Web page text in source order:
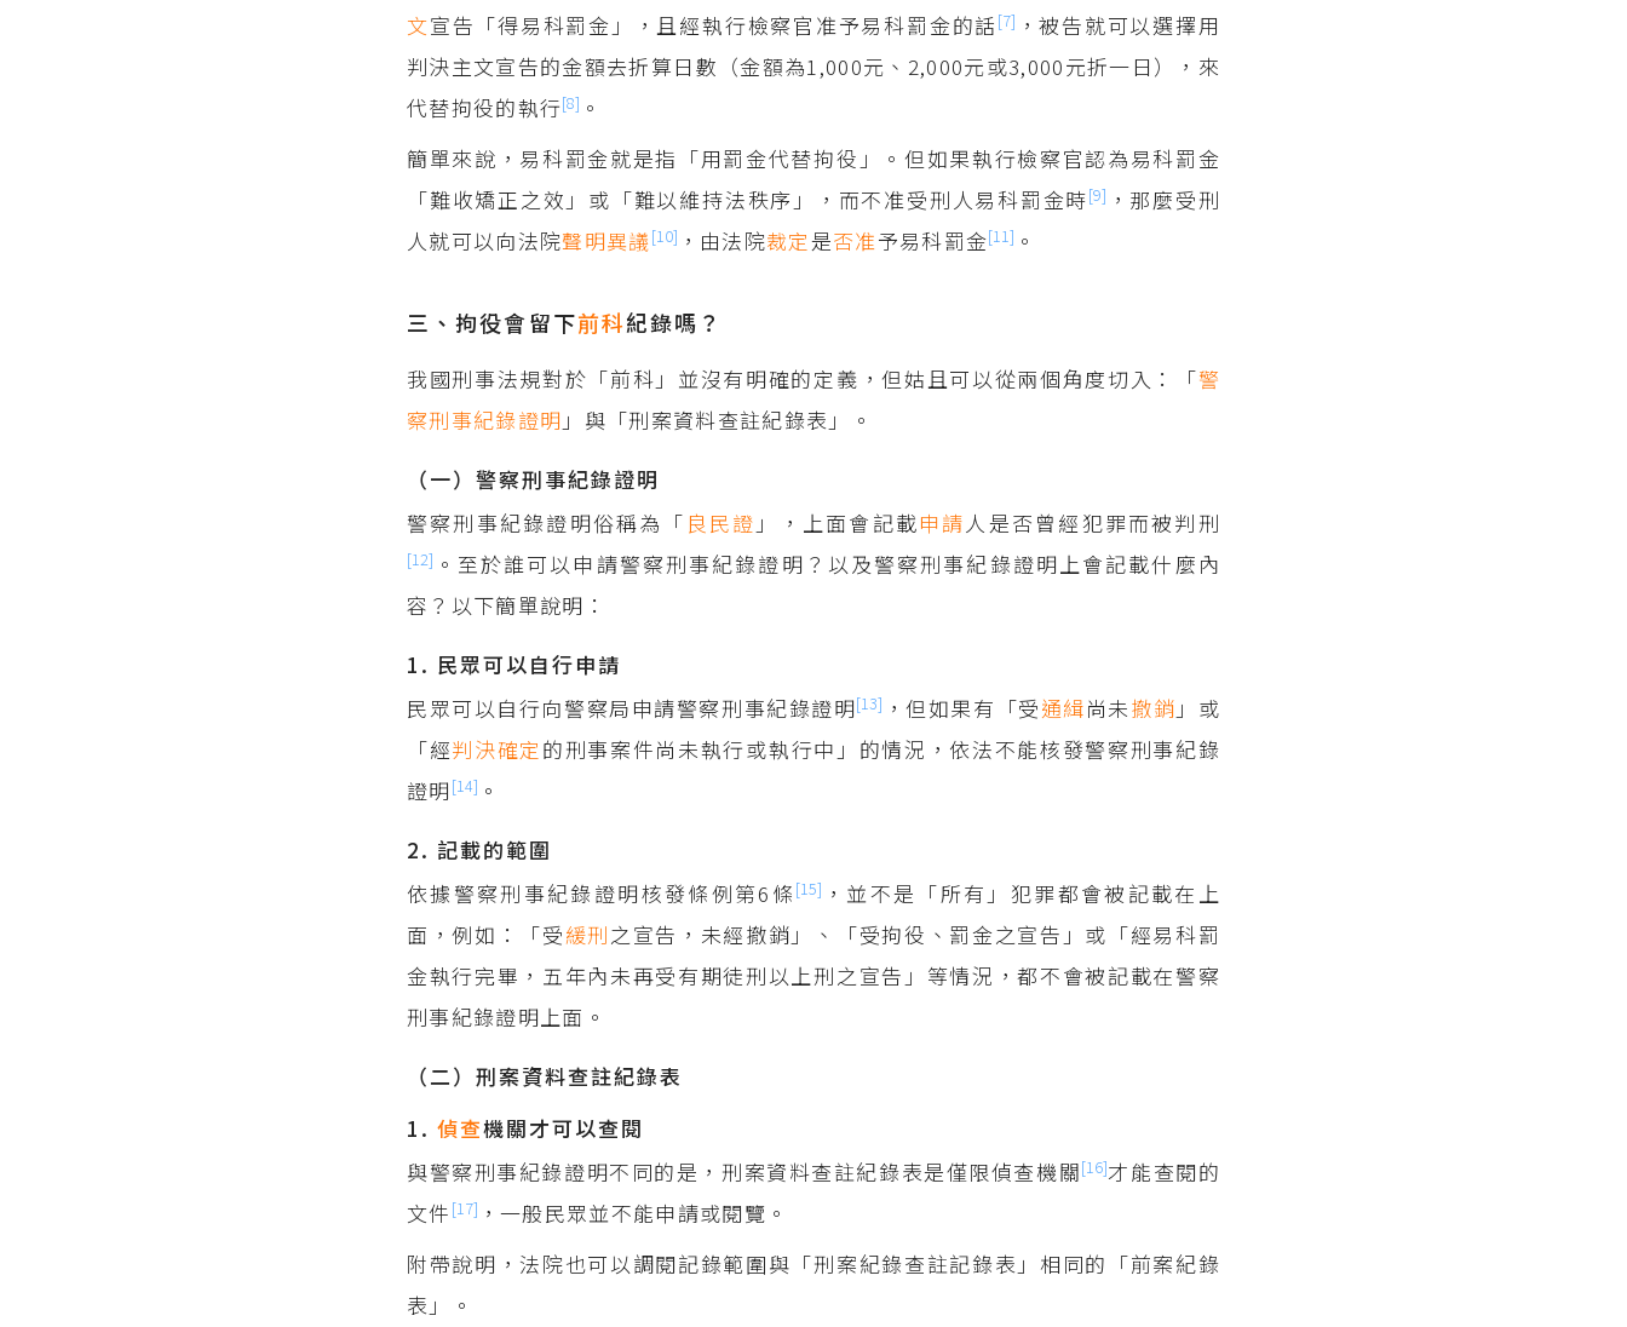
文宣告「得易科罰金」，且經執行檢察官准予易科罰金的話 [7] ，被告就可以選擇用
判決主文宣告的金額去折算日數（金額為1,000元、2,000元或3,000元折一日），來
代替拘役的執行[8] 。
簡單來說，易科罰金就是指「用罰金代替拘役」。但如果執行檢察官認為易科罰金
「難收矯正之效」或「難以維持法秩序」，而不准受刑人易科罰金時[9] ，那麼受刑
人就可以向法院聲明異議[10] ，由法院裁定是否准予易科罰金[11] 。
三、拘役會留下前科紀錄嗎？
我國刑事法規對於「前科」並沒有明確的定義，但姑且可以從兩個角度切入：「警
察刑事紀錄證明 」與「刑案資料查註紀錄表」。
（一）警察刑事紀錄證明
警察刑事紀錄證明俗稱為「 良民證 」，上面會記載申請 人是否曾經犯罪而被判刑
[12] 。至於誰可以申請警察刑事紀錄證明？以及警察刑事紀錄證明上會記載什麼內
容？以下簡單說明：
1. 民眾可以自行申請
民眾可以自行向警察局申請警察刑事紀錄證明[13] ，但如果有「受通緝尚未撤銷 」或
「經判決確定 的刑事案件尚未執行或執行中」的情況，依法不能核發警察刑事紀錄
證明 [14] 。
2. 記載的範圍
依據警察刑事紀錄證明核發條例第6條 [15] ，並不是「所有」犯罪都會被記載在上
面，例如：「受緩刑之宣告，未經撤銷」、「受拘役、罰金之宣告」或「經易科罰
金執行完畢，五年內未再受有期徒刑以上刑之宣告」等情況，都不會被記載在警察
刑事紀錄證明上面。
（二）刑案資料查註紀錄表
1.偵查機關才可以查閱
與警察刑事紀錄證明不同的是，刑案資料查註紀錄表是僅限偵查機關[16]才能查閱的
文件 [17] ，一般民眾並不能申請或閱覽。
附帶說明，法院也可以調閱記錄範圍與「刑案紀錄查註記錄表」相同的「前案紀錄
表」。